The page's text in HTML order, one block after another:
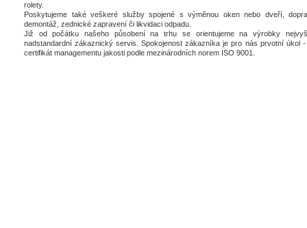
rolety.
Poskytujeme také veškeré služby spojené s výměnou oken nebo dveří,
demontáž, zednické zapravení či likvidaci odpadu.
Již od počátku našeho působení na trhu se orientujeme na výrobky
nadstandardní zákaznický servis. Spokojenost zákazníka je pro nás prvotní úkol
certifikát managementu jakosti podle mezinárodních norem ISO 9001.